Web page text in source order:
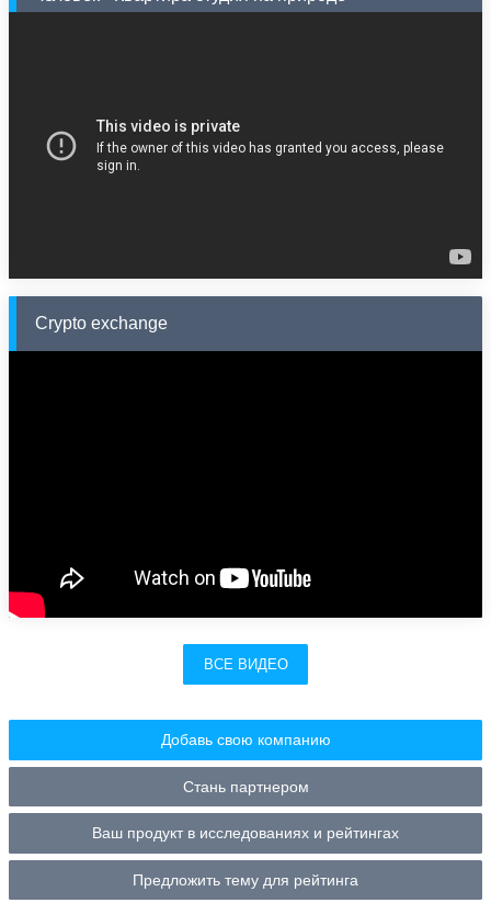
Crypto exchange
ВСЕ ВИДЕО
Добавь свою компанию
Стань партнером
Ваш продукт в исследованиях и рейтингах
Предложить тему для рейтинга